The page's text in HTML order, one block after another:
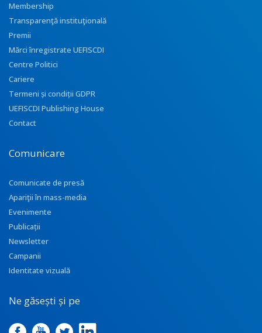
Membership
Transparenţă instituţională
Premii
Mărci înregistrate UEFISCDI
Centre Politici
Cariere
Termeni și condiții GDPR
UEFISCDI Publishing House
Contact
Comunicare
Comunicate de presă
Apariţii în mass-media
Evenimente
Publicații
Newsletter
Campanii
Identitate vizuală
Ne găsești și pe